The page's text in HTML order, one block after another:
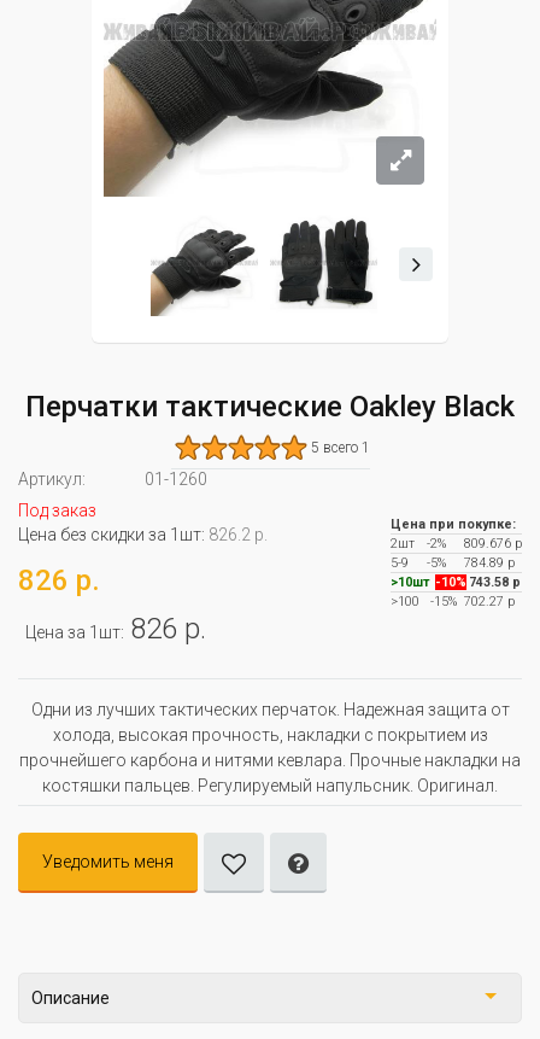
Перчатки тактические Oakley Black
5 всего 1
Артикул:
01-1260
Под заказ
Цена без скидки за 1шт: 826.2 р.
826 р.
Цена за 1шт: 826 р.
Цена при покупке:
2шт
-2%
809.676 р
5-9
-5%
784.89 р
>10шт -10% 743.58 р
>100
-15% 702.27 р
Одни из лучших тактических перчаток. Надежная защита от
холода, высокая прочность, накладки с покрытием из
прочнейшего карбона и нитями кевлара. Прочные накладки на
костяшки пальцев. Регулируемый напульсник. Оригинал.
Уведомить меня
Описание